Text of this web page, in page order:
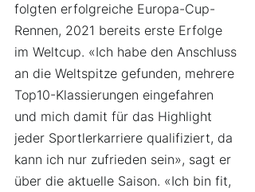
folgten erfolgreiche Europa-Cup-
Rennen, 2021 bereits erste Erfolge
im Weltcup. «Ich habe den Anschluss
an die Weltspitze gefunden, mehrere
Top10-Klassierungen eingefahren
und mich damit für das Highlight
jeder Sportlerkarriere qualifiziert, da
kann ich nur zufrieden sein», sagt er
über die aktuelle Saison. «Ich bin fit,